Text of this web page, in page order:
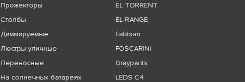
Прожекторы
Столбы
Диммируемые
Люстры уличные
Переносные
На солнечных батареях
EL TORRENT
EL-RANGE
Fabbian
FOSCARINI
Graypants
LEDS C4